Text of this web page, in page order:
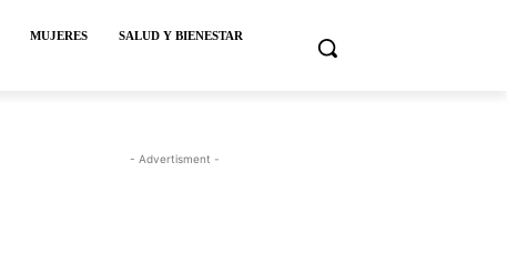
MUJERES
SALUD Y BIENESTAR
- Advertisment -